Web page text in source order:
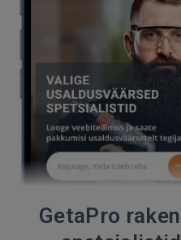
GetaPro